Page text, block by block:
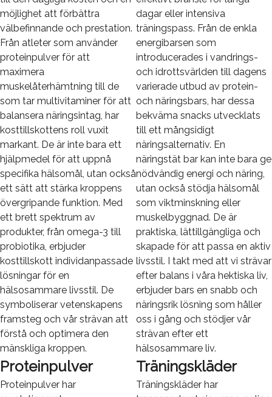
möjlighet att förbättra
välbefinnande och prestation.
Från atleter som använder
proteinpulver för att
maximera
muskelåterhämtning till de
som tar multivitaminer för att
balansera näringsintag, har
kosttillskottens roll vuxit
markant. De är inte bara ett
hjälpmedel för att uppnå
specifika hälsomål, utan också
ett sätt att stärka kroppens
övergripande funktion. Med
ett brett spektrum av
produkter, från omega-3 till
probiotika, erbjuder
kosttillskott individanpassade
lösningar för en
hälsosammare livsstil. De
symboliserar vetenskapens
framsteg och vår strävan att
förstå och optimera den
mänskliga kroppen.
dagar eller intensiva
träningspass. Från de enkla
energibarsen som
introducerades i vandrings-
och idrottsvärlden till dagens
varierade utbud av protein-
och näringsbars, har dessa
bekväma snacks utvecklats
till ett mångsidigt
näringsalternativ. En
näringstät bar kan inte bara ge
nödvändig energi och näring,
utan också stödja hälsomål
som viktminskning eller
muskelbyggnad. De är
praktiska, lättillgängliga och
skapade för att passa en aktiv
livsstil. I takt med att vi strävar
efter balans i våra hektiska liv,
erbjuder bars en snabb och
näringsrik lösning som håller
oss i gång och stödjer vår
strävan efter ett
hälsosammare liv.
Proteinpulver
Proteinpulver har
Träningskläder
Träningskläder har